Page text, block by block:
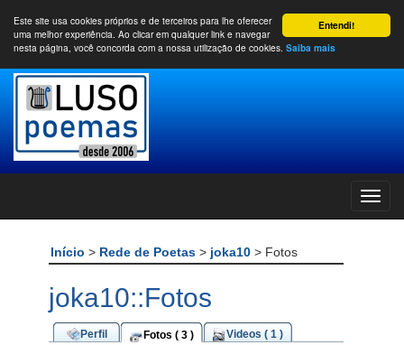
Entendi!
Este site usa cookies próprios e de terceiros para lhe oferecer
uma melhor experiência. Ao clicar em qualquer link e navegar
nesta página, você concorda com a nossa utilização de cookies. Saiba mais
Início > Rede de Poetas > joka10 > Fotos
joka10::Fotos
Perfil Fotos ( 3 ) Videos ( 1 )